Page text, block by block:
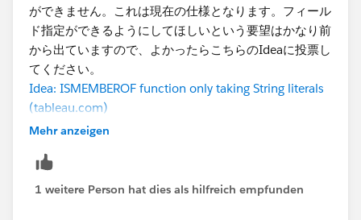
ができません。これは現在の仕様となります。フィール
ド指定ができるようにしてほしいという要望はかなり前
から出ていますので、よかったらこちらのIdeaに投票し
てください。
Idea: ISMEMBEROF function only taking String literals
(tableau.com)
名を利用したい場合は、初期SQLなどを使って実装する
ことができるかもしれません。
Mehr anzeigen
1 weitere Person hat dies als hilfreich empfunden